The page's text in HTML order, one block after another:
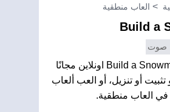
العاب منطقية
Build a
صوت
العب لعبة Build a Snowman اونلاين مجانًا
أو تنزيل، أو العب ألعاب
العاب منطقية.